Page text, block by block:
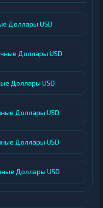
Доллары USD
Доллары USD
Доллары USD
Доллары USD
Доллары USD
Доллары USD